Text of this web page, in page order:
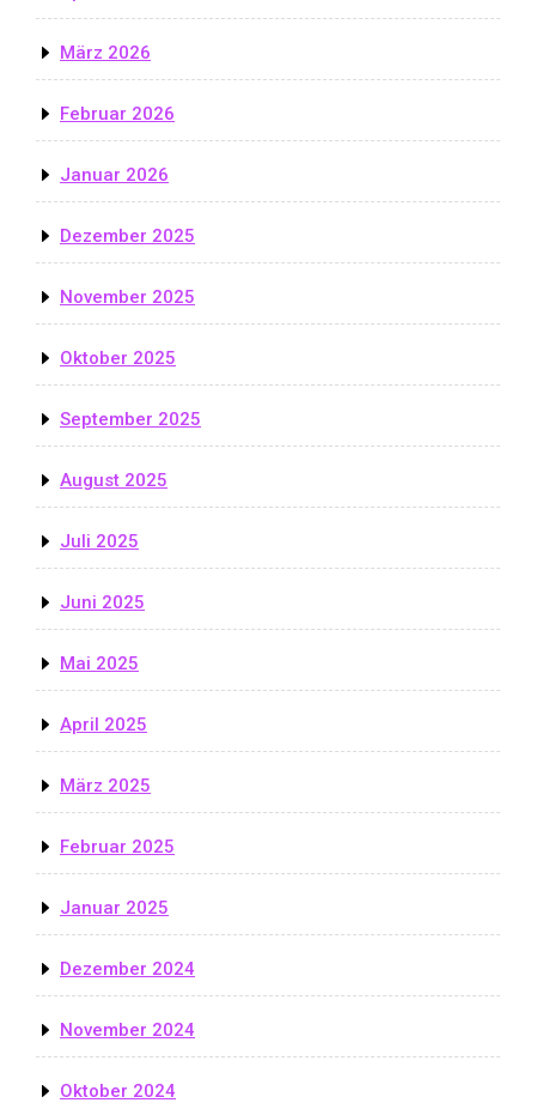
März 2026
Februar 2026
Januar 2026
Dezember 2025
November 2025
Oktober 2025
September 2025
August 2025
Juli 2025
Juni 2025
Mai 2025
April 2025
März 2025
Februar 2025
Januar 2025
Dezember 2024
November 2024
Oktober 2024